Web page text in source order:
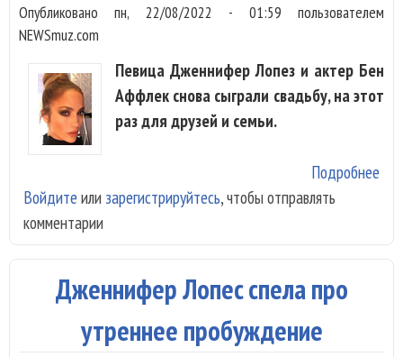
Опубликованопн, 22/08/2022 - 01:59 пользователем
NEWSmuz.com
Певица Дженнифер Лопез и актер Бен
Аффлек снова сыграли свадьбу, на этот
раз для друзей и семьи.
Подробнее
Войдите или зарегистрируйтесь, чтобы отправлять
комментарии
Дженнифер Лопеc спела про
утреннее пробуждение